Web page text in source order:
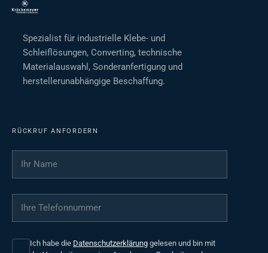
Spezialist für industrielle Klebe- und
Schleiflösungen, Converting, technische
Materialauswahl, Sonderanfertigung und
herstellerunabhängige Beschaffung.
RÜCKRUF ANFORDERN
Ihr Name
Ihre Telefonnummer
Ich habe die Datenschutzerklärung gelesen und bin mit